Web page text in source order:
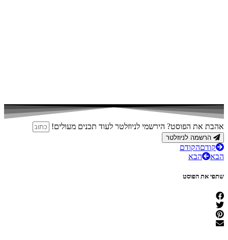
אהבת את הפוסט? הירשמי לניוזלטר לעוד תכנים מעולים!
הרשמה לניוזלטר
קודםהקודם
הבא
הבא
שתפי את הפוסט